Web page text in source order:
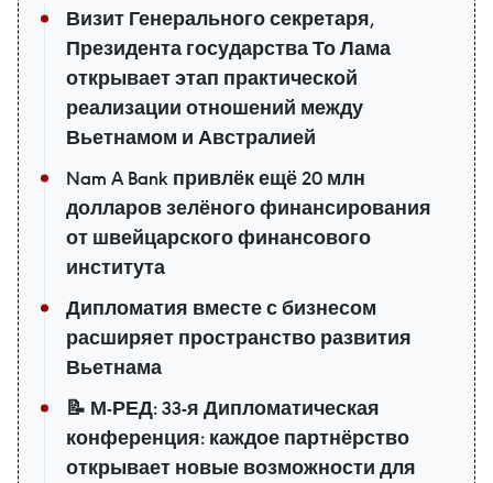
Визит Генерального секретаря,
Президента государства То Лама
открывает этап практической
реализации отношений между
Вьетнамом и Австралией
Nam A Bank привлёк ещё 20 млн
долларов зелёного финансирования
от швейцарского финансового
института
Дипломатия вместе с бизнесом
расширяет пространство развития
Вьетнама
📝 М-РЕД: 33-я Дипломатическая
конференция: каждое партнёрство
открывает новые возможности для